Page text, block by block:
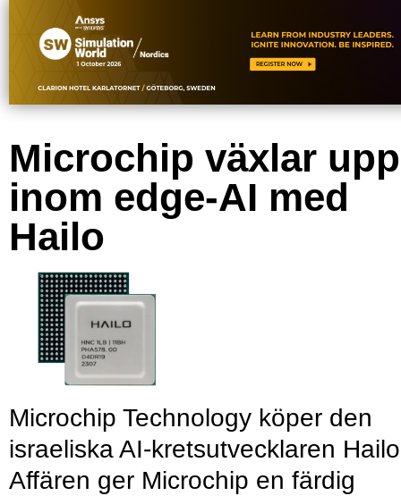
Microchip växlar upp
inom edge-AI med
Hailo
Microchip Technology köper den
israeliska AI-kretsutvecklaren
Affären ger Microchip en färdig